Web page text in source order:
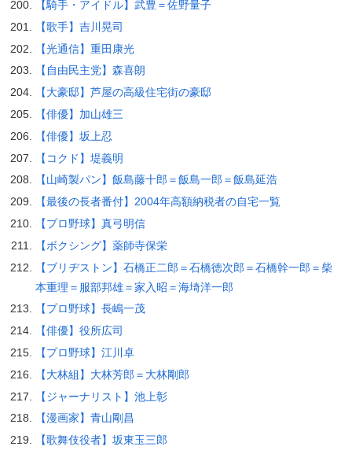
【騎手・アイドル】武豊＝佐野量子
【歌手】吉川晃司
【光通信】重田康光
【自由民主党】森喜朗
【大豪邸】芦屋の高級住宅街の豪邸
【俳優】加山雄三
【俳優】坂上忍
【コクド】堤義明
【山崎製パン】飯島藤十郎＝飯島一郎＝飯島延浩
【最後の長者番付】2004年高額納税者の自宅一覧
【プロ野球】真弓明信
【ボクシング】薬師寺保栄
【ブリヂストン】石橋正二郎＝石橋徳次郎＝石橋幹一郎＝柴
本重理＝服部邦雄＝家入昭＝海埼洋一郎
【プロ野球】長嶋一茂
【俳優】役所広司
【プロ野球】江川卓
【大林組】大林芳郎＝大林剛郎
【ジャーナリスト】池上彰
【漫画家】青山剛昌
【歌舞伎役者】坂東玉三郎